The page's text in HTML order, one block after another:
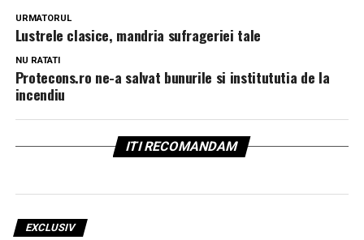
URMATORUL
Lustrele clasice, mandria sufrageriei tale
NU RATATI
Protecons.ro ne-a salvat bunurile si institututia de la
incendiu
ITI RECOMANDAM
EXCLUSIV